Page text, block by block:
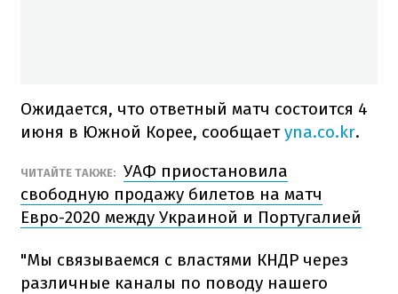
Ожидается, что ответный матч состоится 4
июня в Южной Корее, сообщаетyna.co.kr.
ЧИТАЙТЕ ТАКЖЕ: УАФ приостановила
свободную продажу билетов на матч
Евро-2020 между Украиной и Португалией
"Мы связываемся с властями КНДР через
различные каналы по поводу нашего